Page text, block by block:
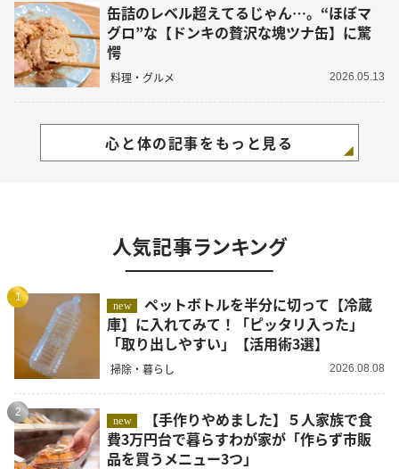
缶詰のレベル超えてるじゃん…。“ほぼマ
グロ”な【ドンキの贅沢な塊ツナ缶】に驚
愕
料理・グルメ 2026.05.13
心と体の記事をもっと見る
人気記事ランキング
1
new
ペットボトルを半分に切って【冷蔵
庫】に入れてみて！「ピッタリ入った」
「取り出しやすい」【活用術3選】
掃除・暮らし 2026.08.08
2
new
費3万円台で暮らすわが家が「作らず市販
品を買うメニュー3つ」